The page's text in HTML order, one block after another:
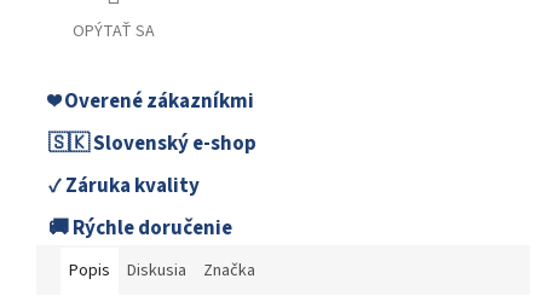
OPÝTAŤ SA
❤️ Overené zákazníkmi
🇸🇰 Slovenský e-shop
✓ Záruka kvality
🚚 Rýchle doručenie
Popis Diskusia Značka